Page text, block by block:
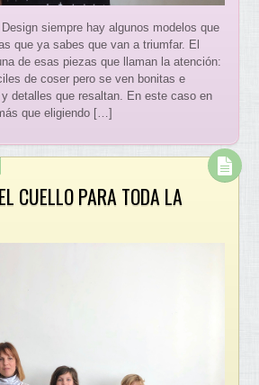
siempre hay algunos modelos que
que ya sabes que van a triumfar. El
de esas piezas que llaman la atención:
de coser pero se ven bonitas e
detalles que resaltan. En este caso en
que eligiendo […]
CUELLO PARA TODA LA